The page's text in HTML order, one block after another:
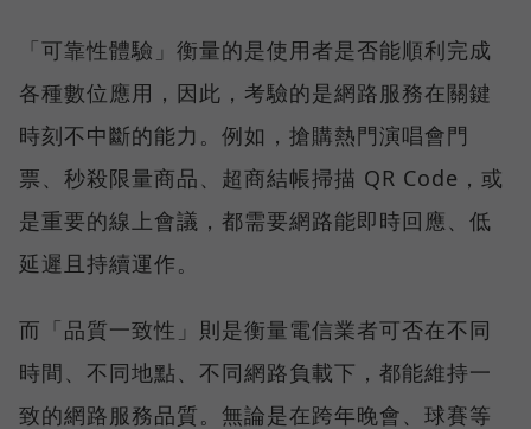
「可靠性體驗」衡量的是使用者是否能順利完成
各種數位應用，因此，考驗的是網路服務在關鍵
時刻不中斷的能力。例如，搶購熱門演唱會門
票、秒殺限量商品、超商結帳掃描 QR Code，或
是重要的線上會議，都需要網路能即時回應、低
延遲且持續運作。
而「品質一致性」則是衡量電信業者可否在不同
時間、不同地點、不同網路負載下，都能維持一
致的網路服務品質。無論是在跨年晚會、球賽等